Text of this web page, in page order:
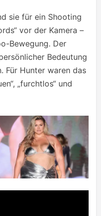
sie für ein Shooting
vor der Kamera –
Bewegung. Der
Bedeutung
Für Hunter waren das
„furchtlos“ und